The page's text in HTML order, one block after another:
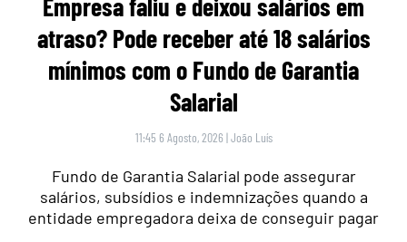
Empresa faliu e deixou salários em
atraso? Pode receber até 18 salários
mínimos com o Fundo de Garantia
Salarial
11:45 6 Agosto, 2026 |João Luís
Fundo de Garantia Salarial pode assegurar
salários, subsídios e indemnizações quando a
entidade empregadora deixa de conseguir pagar